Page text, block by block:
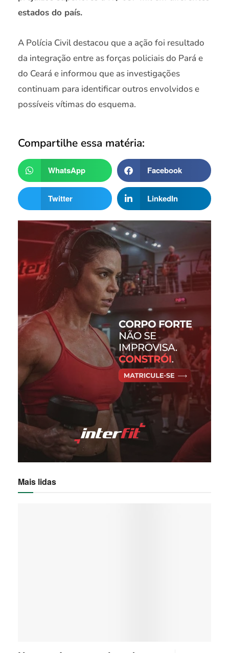
estados do país.
A Polícia Civil destacou que a ação foi resultado
da integração entre as forças policiais do Pará e
do Ceará e informou que as investigações
continuam para identificar outros envolvidos e
possíveis vítimas do esquema.
Compartilhe essa matéria:
WhatsApp Facebook
Twitter LinkedIn
Mais lidas